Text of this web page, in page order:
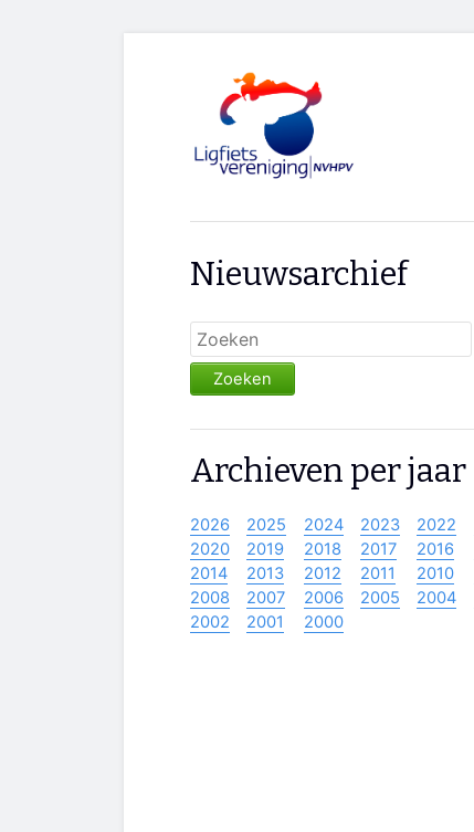
Nieuwsarchief
Zoeken
Archieven per jaar
2026 2025 2024 2023 2022
2020
2019 2018 2017 2016
2014
2013 2012 2011 2010
2008
2007 2006 2005 2004
2002
2001 2000